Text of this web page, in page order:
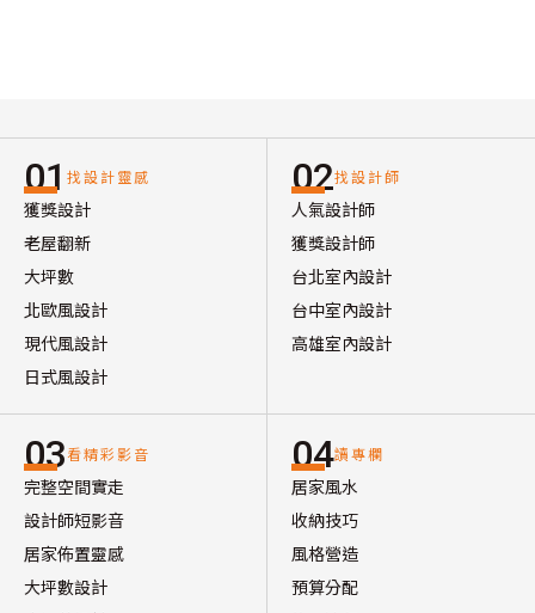
01 找設計靈感
獲獎設計
老屋翻新
大坪數
北歐風設計
現代風設計
日式風設計
02找設計師
人氣設計師
獲獎設計師
台北室內設計
台中室內設計
高雄室內設計
03看精彩影音
完整空間實走
設計師短影音
居家佈置靈感
大坪數設計
04讀專欄
居家風水
收納技巧
風格營造
預算分配